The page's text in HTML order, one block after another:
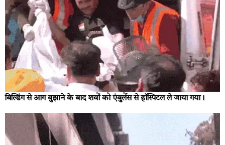
बिल्डिंग से आग बुझाने के बाद शवों को एंबुलेंस से हॉस्पिटल ले जाया गया।